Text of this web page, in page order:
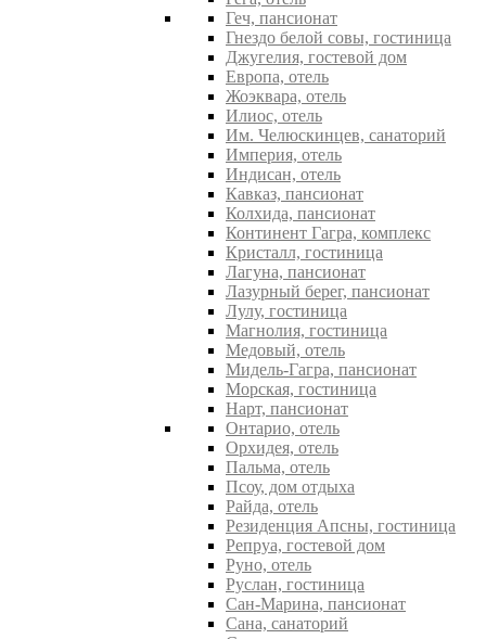
Геч, пансионат
Гнездо белой совы, гостиница
Джугелия, гостевой дом
Европа, отель
Жоэквара, отель
Илиос, отель
Им. Челюскинцев, санаторий
Империя, отель
Индисан, отель
Кавказ, пансионат
Колхида, пансионат
Континент Гагра, комплекс
Кристалл, гостиница
Лагуна, пансионат
Лазурный берег, пансионат
Лулу, гостиница
Магнолия, гостиница
Медовый, отель
Мидель-Гагра, пансионат
Морская, гостиница
Нарт, пансионат
Онтарио, отель
Орхидея, отель
Пальма, отель
Псоу, дом отдыха
Райда, отель
Резиденция Апсны, гостиница
Репруа, гостевой дом
Руно, отель
Руслан, гостиница
Сан-Марина, пансионат
Сана, санаторий